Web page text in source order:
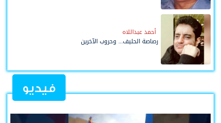
أحمد عبداللاه
رصاصة الحليف... وحروب الآخرين
فيديو